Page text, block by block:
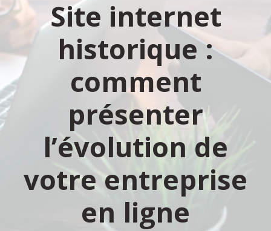
Site internet
historique :
comment
présenter
l’évolution de
votre entreprise
en ligne